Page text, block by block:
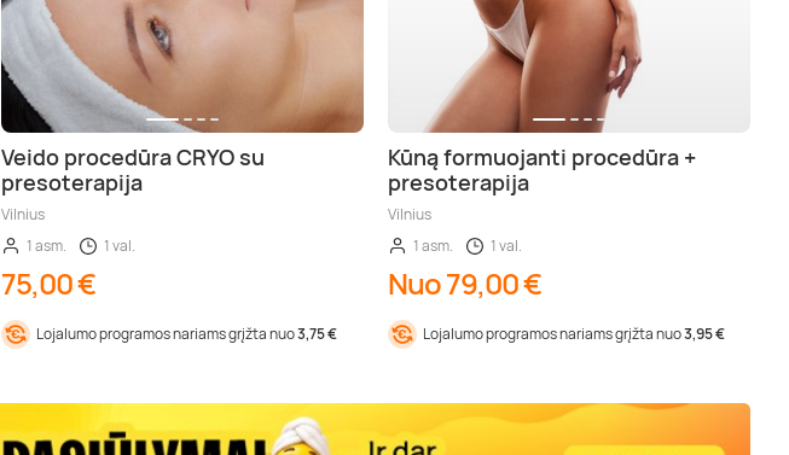
Veido procedūra CRYO su
presoterapija
Vilnius
1 asm.
1 val.
75,00 €
Lojalumo programos nariams grįžta nuo3,75 €
Kūną formuojanti procedūra +
presoterapija
Vilnius
1 asm.
1 val.
Nuo 79,00 €
Lojalumo programos nariams grįžta nuo3,95 €